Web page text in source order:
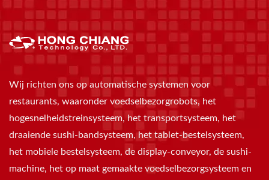
Wij richten ons op automatische systemen voor
restaurants, waaronder voedselbezorgrobots, het
hogesnelheidstreinsysteem, het transportsysteem, het
draaiende sushi-bandsysteem, het tablet-bestelsysteem,
het mobiele bestelsysteem, de display-conveyor, de sushi-
machine, het op maat gemaakte voedselbezorgsysteem en